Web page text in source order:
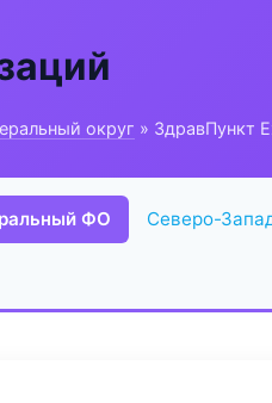
округ » ЗдравПункт
ФО Северо-